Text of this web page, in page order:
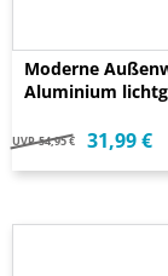
Moderne
Aluminium
UVP 54,95 € 31,99 €